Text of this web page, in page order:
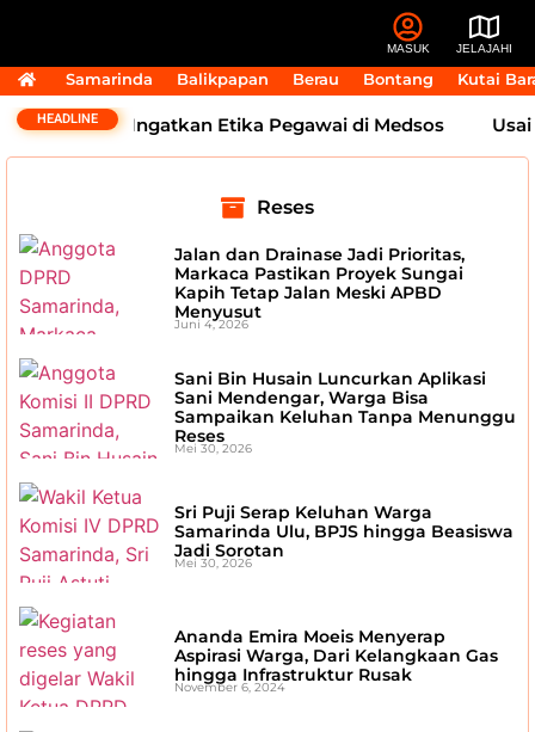
MASUK JELAJAHI
Samarinda Balikpapan Berau Bontang Kutai
HEADLINE
Andi Harun Ingatkan Etika Pegawai di Medsos
Reses
Jalan dan Drainase Jadi Prioritas,
Markaca Pastikan Proyek Sungai
Kapih Tetap Jalan Meski APBD
Menyusut
Juni 4, 2026
Sani Bin Husain Luncurkan Aplikasi
Sani Mendengar, Warga Bisa
Sampaikan Keluhan Tanpa Menunggu
Reses
Mei 30, 2026
Sri Puji Serap Keluhan Warga
Samarinda Ulu, BPJS hingga Beasiswa
Jadi Sorotan
Mei 30, 2026
Ananda Emira Moeis Menyerap
Aspirasi Warga, Dari Kelangkaan Gas
hingga Infrastruktur Rusak
November 6, 2024